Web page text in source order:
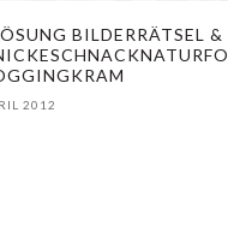
BILDERRÄTSEL &
2012